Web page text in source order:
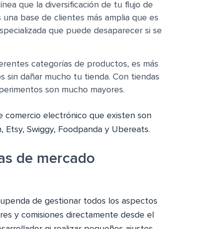
que la diversificación de tu flujo de
base de clientes más amplia que es
que puede desaparecer si se
categorías de productos, es más
sin dañar mucho tu tienda. Con tiendas
son mucho mayores.
comercio electrónico que existen son
Swiggy, Foodpanda y Ubereats.
de mercado
de gestionar todos los aspectos
y comisiones directamente desde el